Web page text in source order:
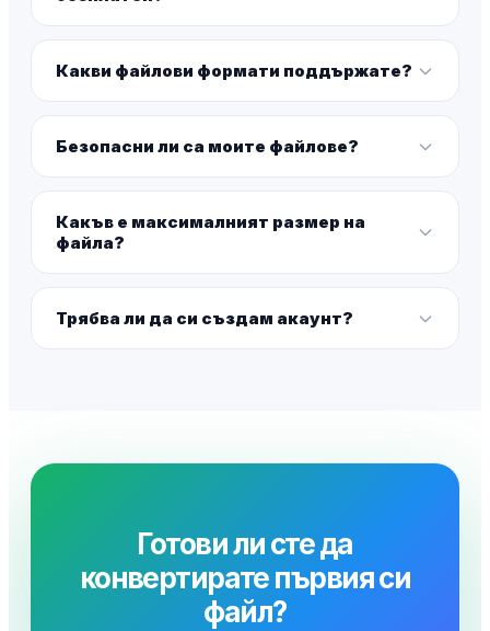
Какви файлови формати поддържате?
Безопасни ли са моите файлове?
Какъв е максималният размер на
файла?
Трябва ли да си създам акаунт?
Готови ли сте да
конвертирате първия си
файл?